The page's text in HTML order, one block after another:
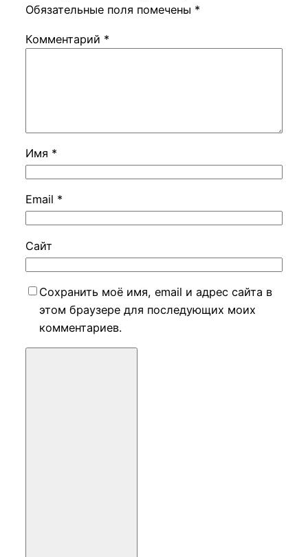
Обязательные поля помечены *
Комментарий *
Имя *
Email *
Сайт
Сохранить моё имя, email и адрес сайта в
этом браузере для последующих моих
комментариев.